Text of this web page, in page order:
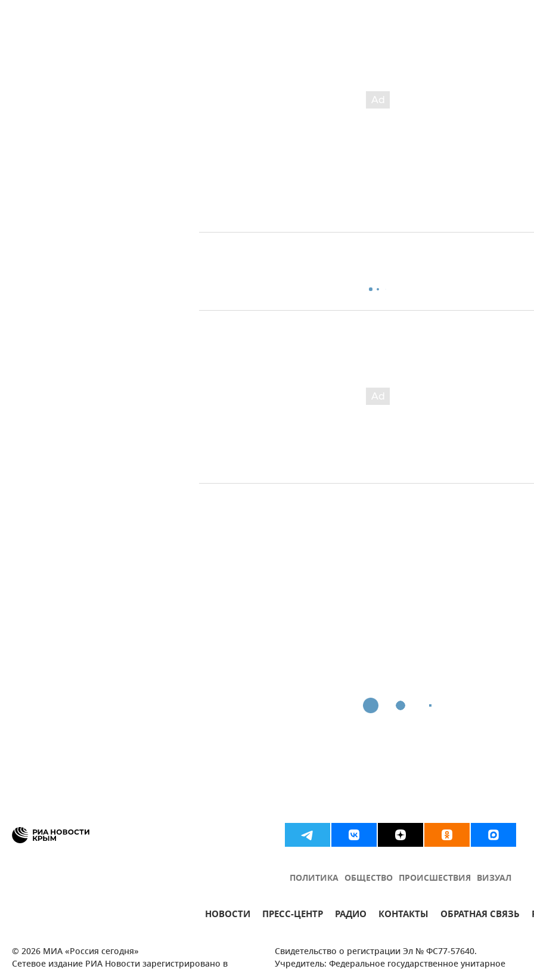
ПОЛИТИКА ОБЩЕСТВО ПРОИСШЕСТВИЯ ВИЗУАЛ
НОВОСТИ ПРЕСС-ЦЕНТР РАДИО КОНТАКТЫ ОБРАТНАЯ СВЯЗЬ
© 2026 МИА «Россия сегодня»
Сетевое издание РИА Новости зарегистрировано в
Свидетельство о регистрации Эл № ФС77-57640.
Учредитель: Федеральное государственное унитарное